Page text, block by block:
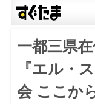
一都三県
『エル・
会 ここか